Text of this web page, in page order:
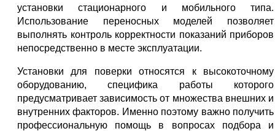
установки стационарного и мобильного типа.
Использование переносных моделей позволяет
выполнять контроль корректности показаний приборов
непосредственно в месте эксплуатации.
Установки для поверки относятся к высокоточному
оборудованию, специфика работы которого
предусматривает зависимость от множества внешних и
внутренних факторов. Именно поэтому важно получить
профессиональную помощь в вопросах подбора и